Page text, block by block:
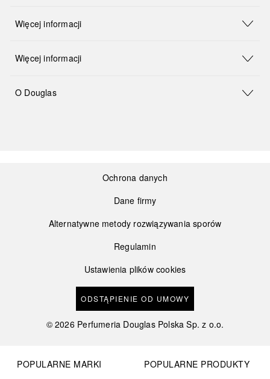
Więcej informacji
Więcej informacji
O Douglas
Ochrona danych
Dane firmy
Alternatywne metody rozwiązywania sporów
Regulamin
Ustawienia plików cookies
ODSTĄPIENIE OD UMOWY
©2026 Perfumeria Douglas Polska Sp. z o.o.
POPULARNE MARKI
POPULARNE PRODUKTY